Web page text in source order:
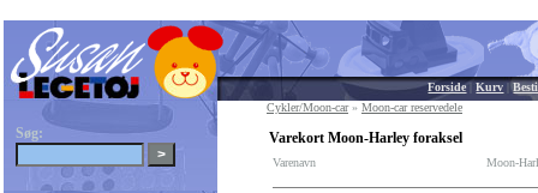
Forside|Kurv |
Søg:
Cykler/Moon-car» Moon-car reservedele
Varekort Moon-Harley foraksel
Varenavn Moon-